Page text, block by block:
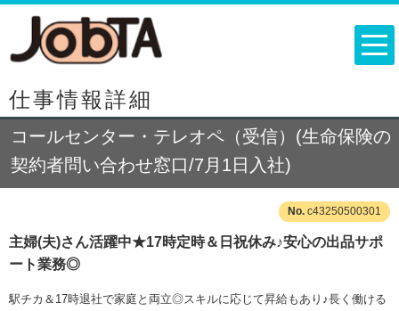
仕事情報詳細
コールセンター・テレオペ（受信）(生命保険の
契約者問い合わせ窓口/7月1日入社)
c43250500301
主婦(夫)さん活躍中★17時定時＆日祝休み♪安心の出品サポ
ート業務◎
駅チカ＆17時退社で家庭と両立◎スキルに応じて昇給もあり♪長く働ける